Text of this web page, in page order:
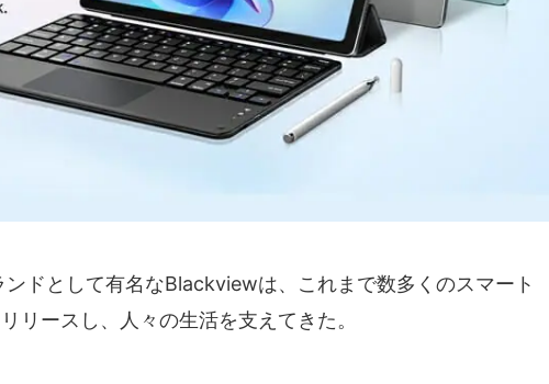
ドとして有名なBlackviewは、これまで数多くのスマート
リースし、人々の生活を支えてきた。